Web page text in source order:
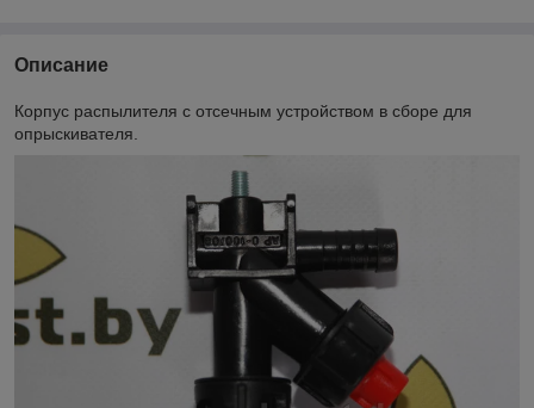
Описание
Корпус распылителя с отсечным устройством в сборе для
опрыскивателя.